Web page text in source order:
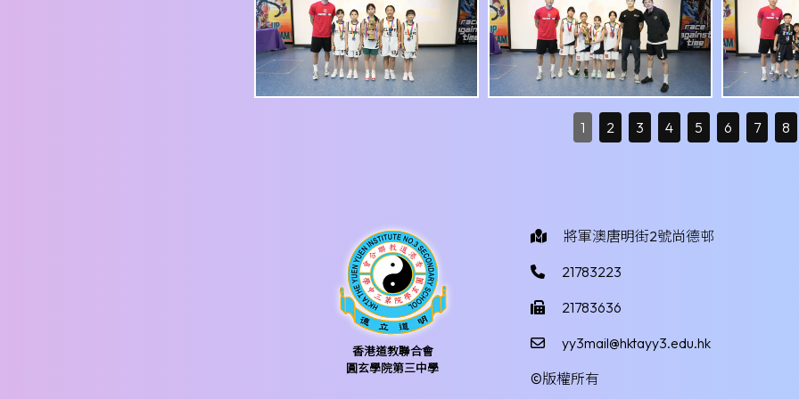
1 2 3 4 5 6 7 8
香港道教聯合會
圓玄學院第三中學
將軍澳唐明街2號尚德邨
21783223
21783636
yy3mail@hktayy3.edu.hk
©版權所有